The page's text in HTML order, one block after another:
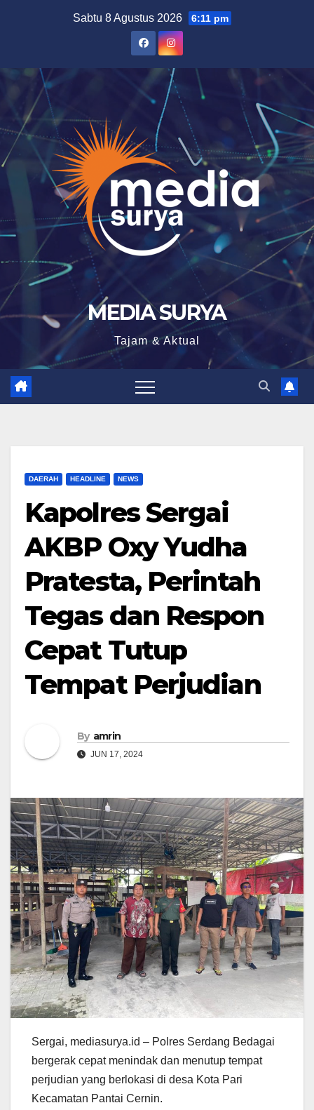
Sabtu 8 Agustus 2026 6:11 pm
MEDIA SURYA
Tajam & Aktual
DAERAH HEADLINE NEWS
Kapolres Sergai
AKBP Oxy Yudha
Pratesta, Perintah
Tegas dan Respon
Cepat Tutup
Tempat Perjudian
By amrin
JUN 17, 2024
Sergai, mediasurya.id – Polres Serdang Bedagai
bergerak cepat menindak dan menutup tempat
perjudian yang berlokasi di desa Kota Pari
Kecamatan Pantai Cernin.